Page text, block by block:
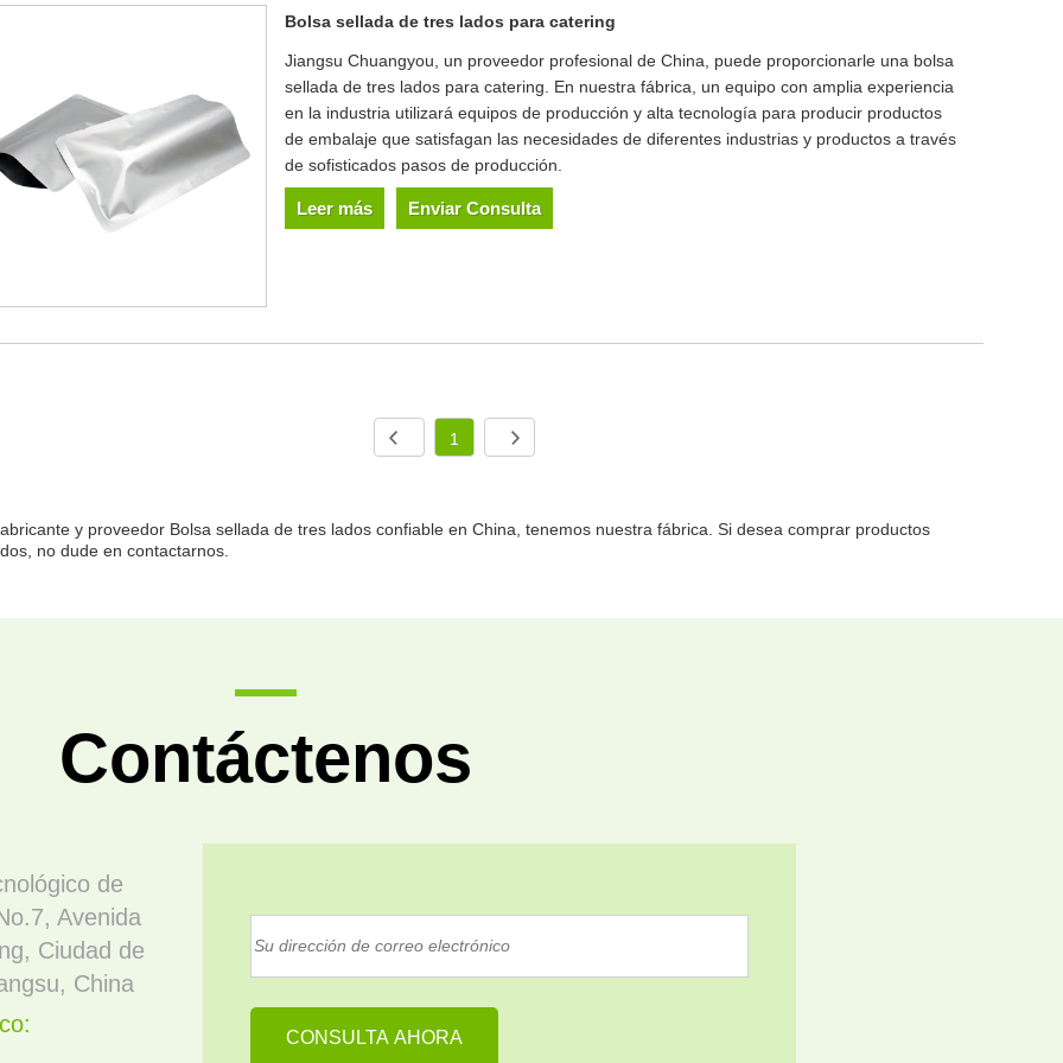
Bolsa sellada de tres lados para catering
Jiangsu Chuangyou, un proveedor profesional de China, puede proporcionarle una bolsa
sellada de tres lados para catering. En nuestra fábrica, un equipo con amplia experiencia
en la industria utilizará equipos de producción y alta tecnología para producir productos
de embalaje que satisfagan las necesidades de diferentes industrias y productos a través
de sofisticados pasos de producción.
Leer más Enviar Consulta
1
y proveedor Bolsa sellada de tres lados confiable en China, tenemos nuestra fábrica. Si desea comprar productos
no dude en contactarnos.
Contáctenos
de
Avenida
Ciudad de
China